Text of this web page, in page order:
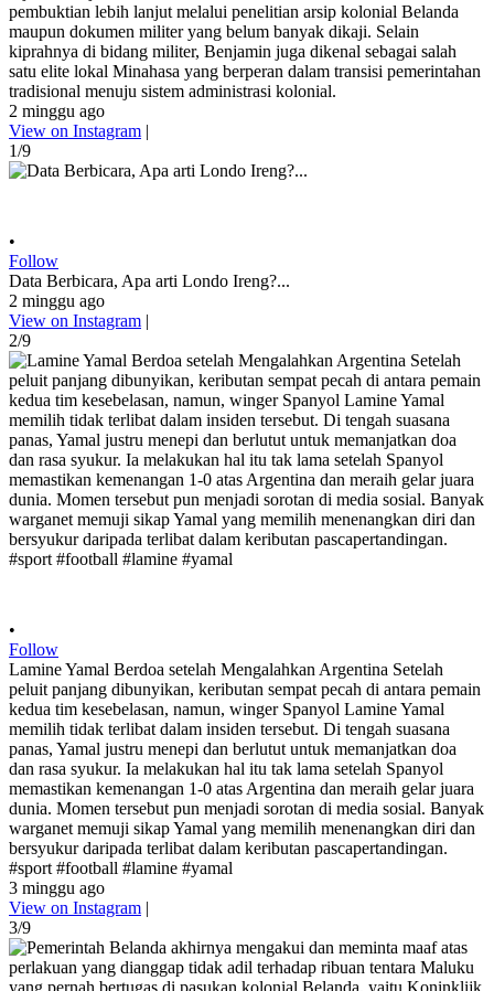
pembuktian lebih lanjut melalui penelitian arsip kolonial Belanda
maupun dokumen militer yang belum banyak dikaji. Selain
kiprahnya di bidang militer, Benjamin juga dikenal sebagai salah
satu elite lokal Minahasa yang berperan dalam transisi pemerintahan
tradisional menuju sistem administrasi kolonial.
2 minggu ago
View on Instagram |
1/9
•
Follow
Data Berbicara, Apa arti Londo Ireng?...
2 minggu ago
View on Instagram |
2/9
•
Follow
Lamine Yamal Berdoa setelah Mengalahkan Argentina Setelah
peluit panjang dibunyikan, keributan sempat pecah di antara pemain
kedua tim kesebelasan, namun, winger Spanyol Lamine Yamal
memilih tidak terlibat dalam insiden tersebut. Di tengah suasana
panas, Yamal justru menepi dan berlutut untuk memanjatkan doa
dan rasa syukur. Ia melakukan hal itu tak lama setelah Spanyol
memastikan kemenangan 1-0 atas Argentina dan meraih gelar juara
dunia. Momen tersebut pun menjadi sorotan di media sosial. Banyak
warganet memuji sikap Yamal yang memilih menenangkan diri dan
bersyukur daripada terlibat dalam keributan pascapertandingan.
#sport #football #lamine #yamal
3 minggu ago
View on Instagram |
3/9